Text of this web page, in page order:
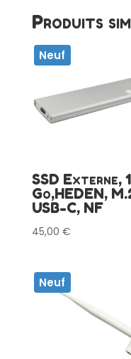
Produits
Neuf
SSD Externe,
Go,HEDEN,
USB-C, NF
45,00 €
Neuf